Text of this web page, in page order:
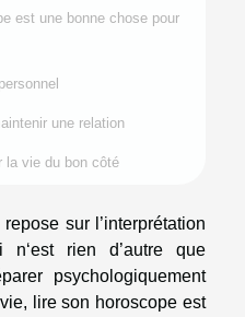
est une bonne chose pour
une relation
la vie du bon côté
sur l’interprétation
rien d’autre que
psychologiquement
lire son horoscope est